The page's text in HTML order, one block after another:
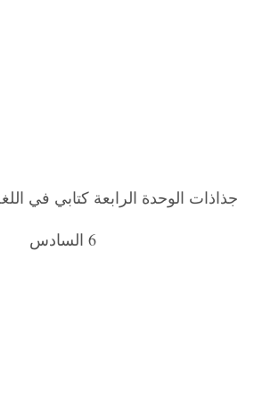
جذاذات الوحدة الرابعة كتابي في
6 السادس